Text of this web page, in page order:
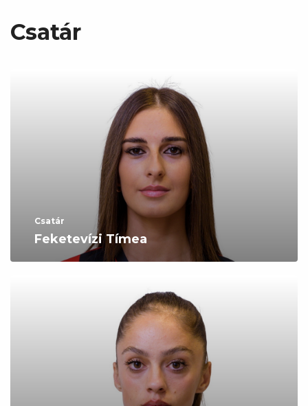
Csatár
Csatár
Feketevízi Tímea